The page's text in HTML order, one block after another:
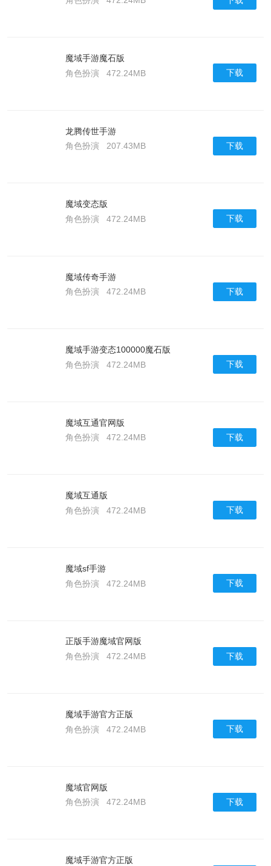
魔域手游魔石版
角色扮演
472.24MB 下载
龙腾传世手游
角色扮演
207.43MB 下载
魔域变态版
角色扮演
472.24MB 下载
魔域传奇手游
角色扮演
472.24MB 下载
魔域手游变态100000魔石版
角色扮演
472.24MB 下载
魔域互通官网版
角色扮演
472.24MB 下载
魔域互通版
角色扮演
472.24MB 下载
魔域sf手游
角色扮演
472.24MB 下载
正版手游魔域官网版
角色扮演
472.24MB 下载
魔域手游官方正版
角色扮演
472.24MB 下载
魔域官网版
角色扮演
472.24MB 下载
魔域手游官方正版